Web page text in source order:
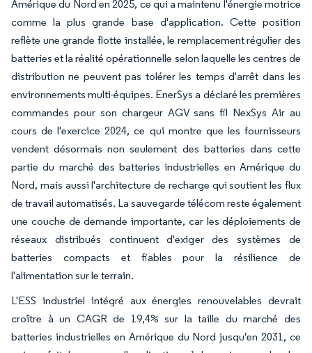
Amérique du Nord en 2025, ce qui a maintenu l'énergie motrice
comme la plus grande base d'application. Cette position
reflète une grande flotte installée, le remplacement régulier des
batteries et la réalité opérationnelle selon laquelle les centres de
distribution ne peuvent pas tolérer les temps d'arrêt dans les
environnements multi-équipes. EnerSys a déclaré les premières
commandes pour son chargeur AGV sans fil NexSys Air au
cours de l'exercice 2024, ce qui montre que les fournisseurs
vendent désormais non seulement des batteries dans cette
partie du marché des batteries industrielles en Amérique du
Nord, mais aussi l'architecture de recharge qui soutient les flux
de travail automatisés. La sauvegarde télécom reste également
une couche de demande importante, car les déploiements de
réseaux distribués continuent d'exiger des systèmes de
batteries compacts et fiables pour la résilience de
l'alimentation sur le terrain.
L'ESS industriel intégré aux énergies renouvelables devrait
croître à un CAGR de 19,4% sur la taille du marché des
batteries industrielles en Amérique du Nord jusqu'en 2031, ce